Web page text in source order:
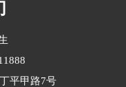
平甲路7号